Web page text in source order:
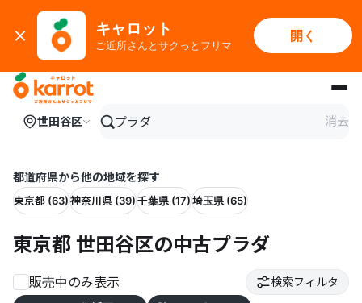
キャロット
ご近所さんとサクっとフリマ
開く
メインコンテンツにスキップ
世田谷区 消去
都道府県から他の地域を探す
東京都 (63)神奈川県 (39)千葉県 (17)埼玉県 (65)
東京都 世田谷区の中古プラダ
販売中のみ表示 検索フィルタ